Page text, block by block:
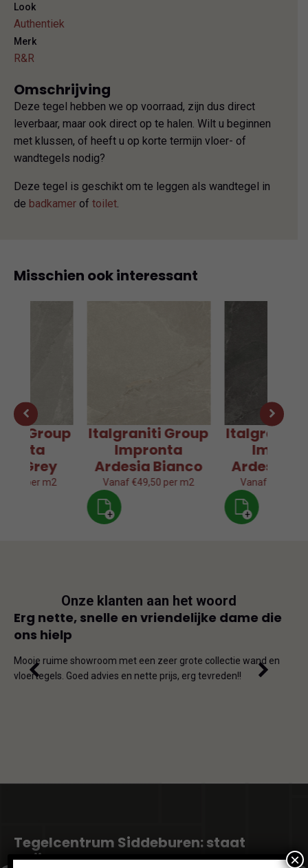
Look
Authentiek
Merk
R&R
Omschrijving
Deze tegel hebben we op voorraad, zijn dus direct
leverbaar, maar ook direct op te halen. Wilt u beginnen
met klussen, of heeft u op korte termijn vloer- of
wandtegels nodig?
Deze tegel is geschikt om te leggen als wandtegel in
de badkamer of toilet
Misschien ook interessant
Group
Grey
per m2
Italgraniti Group
Impronta
Ardesia Bianco
Vanaf €49,50 per m2
+
Italgraniti
Ardesia
Vanaf €49,50
+
Onze klanten aan het woord
Erg nette, snelle en vriendelijke dame die
ons hielp
Mooie ruime showroom met een zeer grote collectie wand en
vloertegels. Goed advies en nette prijs, erg tevreden!!
Tegelcentrum Siddeburen: staat
altijd voor u klaar met het beste
×